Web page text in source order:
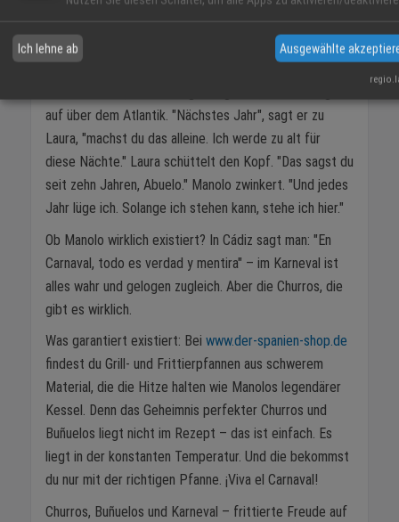
ich dich geheiratet habe. Nicht dein Aussehen."
auf über dem Atlantik. "Nächstes Jahr", sagt er zu
Laura, "machst du das alleine. Ich werde zu alt für
diese Nächte." Laura schüttelt den Kopf. "Das sagst du
seit zehn Jahren, Abuelo." Manolo zwinkert. "Und jedes
Jahr lüge ich. Solange ich stehen kann, stehe ich hier."
Ob Manolo wirklich existiert? In Cádiz sagt man: "En
Carnaval, todo es verdad y mentira" – im Karneval ist
alles wahr und gelogen zugleich. Aber die Churros, die
gibt es wirklich.
Was garantiert existiert: Bei www.der-spanien-shop.de
findest du Grill- und Frittierpfannen aus schwerem
Material, die die Hitze halten wie Manolos legendärer
Kessel. Denn das Geheimnis perfekter Churros und
Buñuelos liegt nicht im Rezept – das ist einfach. Es
liegt in der konstanten Temperatur. Und die bekommst
du nur mit der richtigen Pfanne. ¡Viva el Carnaval!
Churros, Buñuelos und Karneval – frittierte Freude auf
Ich lehne ab Ausgewählte